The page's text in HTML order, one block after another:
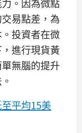
。因為微點
易點差，為
投資者在微
進行現貨黃
無腦的提升
平均15美